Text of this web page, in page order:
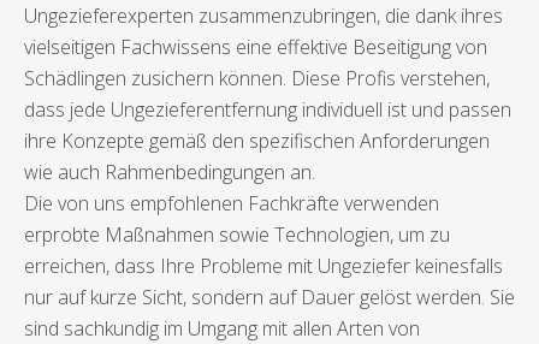
Ungezieferexperten zusammenzubringen, die dank ihres
vielseitigen Fachwissens eine effektive Beseitigung von
Schädlingen zusichern können. Diese Profis verstehen,
dass jede Ungezieferentfernung individuell ist und passen
ihre Konzepte gemäß den spezifischen Anforderungen
wie auch Rahmenbedingungen an.
Die von uns empfohlenen Fachkräfte verwenden
erprobte Maßnahmen sowie Technologien, um zu
erreichen, dass Ihre Probleme mit Ungeziefer keinesfalls
nur auf kurze Sicht, sondern auf Dauer gelöst werden. Sie
sind sachkundig im Umgang mit allen Arten von